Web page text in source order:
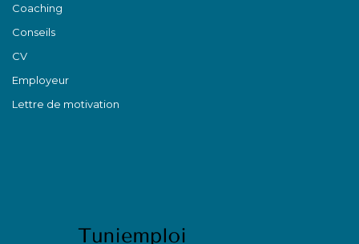
Coaching
Conseils
CV
Employeur
Lettre de motivation